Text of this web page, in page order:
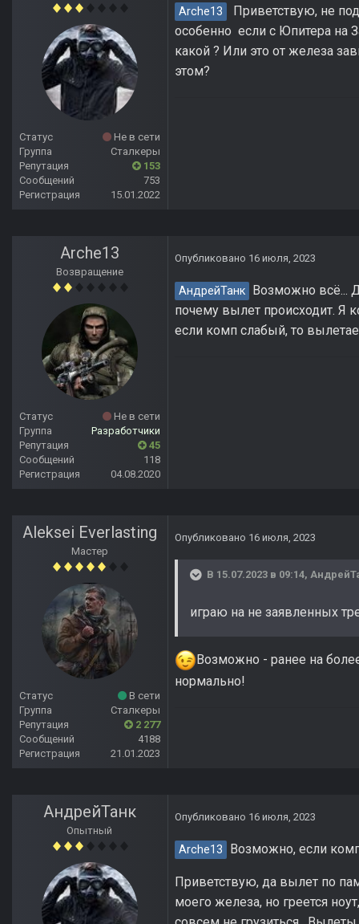
Статус
Не в сети
Группа
Сталкеры
Репутация
153
Сообщений
753
Регистрация
15.01.2022
Arche13
Приветствую, не
особенно если с Юпитера на
какой ? Или это от железа
этом?
Arche13
Возвращение
Статус
Не в сети
Группа
Разработчики
Репутация
45
Сообщений
118
Регистрация
04.08.2020
Опубликовано 16 июля, 2023
АндрейТанк
Возможно всё...
почему вылет происходит. Я
если комп слабый, то
Aleksei Everlasting
Мастер
Статус
В сети
Группа
Сталкеры
Репутация
2 277
Сообщений
4188
Регистрация
21.01.2023
Опубликовано 16 июля, 2023
В 15.07.2023 в 09:14,
играю на не заявленных
Возможно - ранее на
нормально!
АндрейТанк
Опытный
Опубликовано 16 июля, 2023
Arche13 Возможно, если
Приветствую, да вылет по
моего железа, но греется